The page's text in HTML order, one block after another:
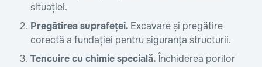
situației.
Pregătirea suprafeței. Excavare și pregătire
corectă a fundației pentru siguranța structurii.
Tencuire cu chimie specială.Închiderea porilor